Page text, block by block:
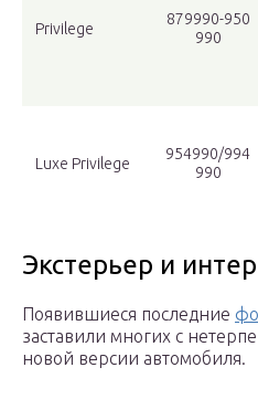
Privilege
879990-950
990
Luxe Privilege
954990/994
990
Экстерьер и
Появившиеся последние
заставили многих с
новой версии автомобиля.